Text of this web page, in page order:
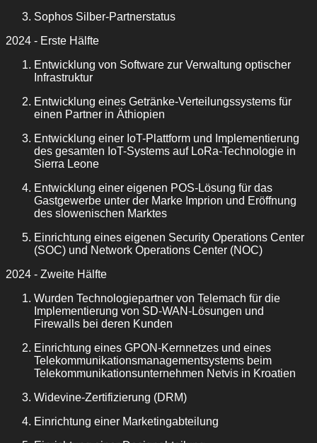
Sophos Silber-Partnerstatus
2024 - Erste Hälfte
Entwicklung von Software zur Verwaltung optischer
Infrastruktur
Entwicklung eines Getränke-Verteilungssystems für
einen Partner in Äthiopien
Entwicklung einer IoT-Plattform und Implementierung
des gesamten IoT-Systems auf LoRa-Technologie in
Sierra Leone
Entwicklung einer eigenen POS-Lösung für das
Gastgewerbe unter der Marke Imprion und Eröffnung
des slowenischen Marktes
Einrichtung eines eigenen Security Operations Center
(SOC) und Network Operations Center (NOC)
2024 - Zweite Hälfte
Wurden Technologiepartner von Telemach für die
Implementierung von SD-WAN-Lösungen und
Firewalls bei deren Kunden
Einrichtung eines GPON-Kernnetzes und eines
Telekommunikationsmanagementsystems beim
Telekommunikationsunternehmen Netvis in Kroatien
Widevine-Zertifizierung (DRM)
Einrichtung einer Marketingabteilung